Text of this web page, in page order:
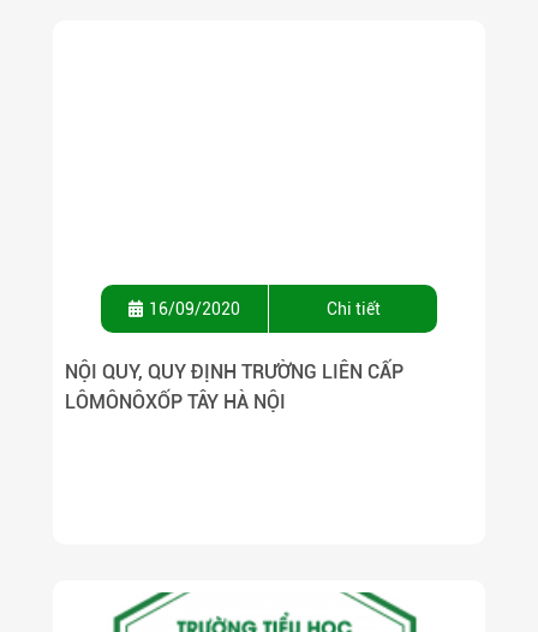
16/09/2020 Chi tiết
NỘI QUY, QUY ĐỊNH TRƯỜNG LIÊN CẤP
LÔMÔNÔXỐP TÂY HÀ NỘI